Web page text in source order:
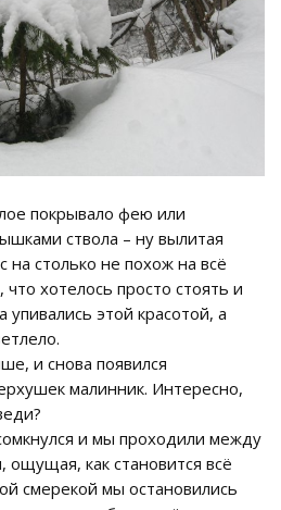
покрывало фею или
ствола – ну вылитая
на столько не похож на всё
хотелось просто стоять и
упивались этой красотой, а
и снова появился
малинник. Интересно,
и мы проходили между
как становится всё
смерекой мы остановились